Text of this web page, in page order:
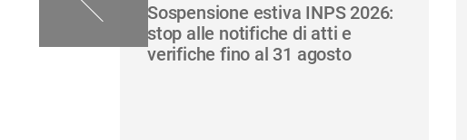
Sospensione estiva INPS 2026:
stop alle notifiche di atti e
verifiche fino al 31 agosto